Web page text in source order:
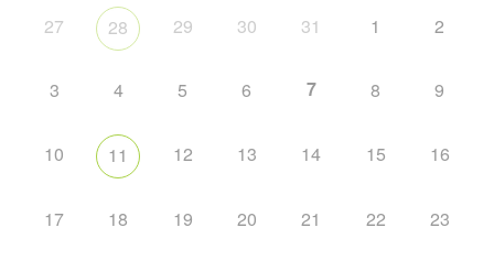
27 28 29 30 31 1 2
3 4 5 6 7 8 9
10 11 12 13 14 15 16
17 18 19 20 21 22 23